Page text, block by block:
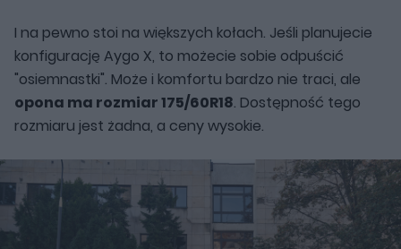
I na pewno stoi na większych kołach. Jeśli planujecie
konfigurację Aygo X, to możecie sobie odpuścić
"osiemnastki". Może i komfortu bardzo nie traci, ale
opona ma rozmiar 175/60R18. Dostępność tego
rozmiaru jest żadna, a ceny wysokie.